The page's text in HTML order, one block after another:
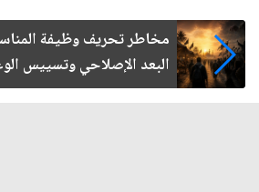
زيارة الأربعين.. من الفاعلية
الفاعلة